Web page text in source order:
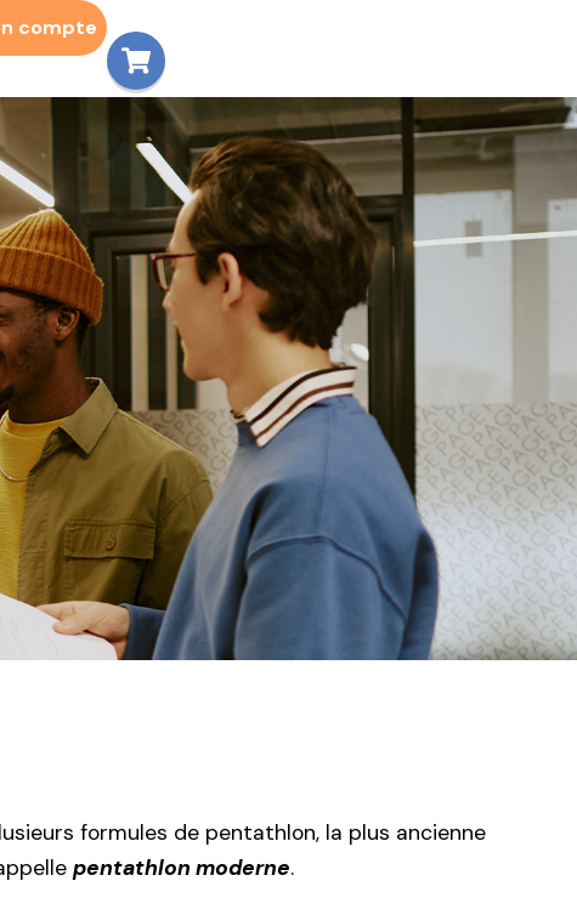
compte
formules de pentathlon, la plus ancienne
pentathlon moderne.